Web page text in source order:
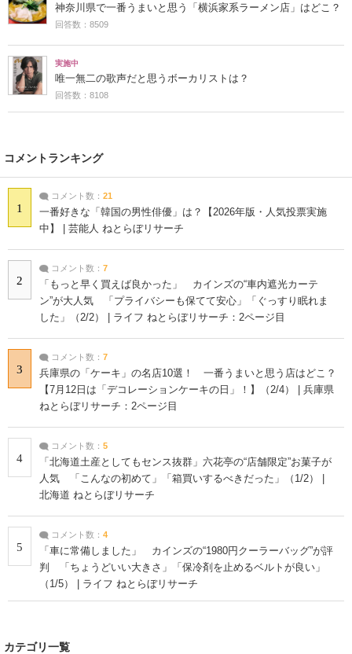
神奈川県で一番うまいと思う「横浜家系ラーメン店」はどこ？
回答数：8509
実施中
唯一無二の歌声だと思うボーカリストは？
回答数：8108
コメントランキング
1
コメント数： 21
一番好きな「韓国の男性俳優」は？【2026年版・人気投票実施
中】 | 芸能人 ねとらぼリサーチ
2
コメント数： 7
「もっと早く買えば良かった」 カインズの“車内遮光カーテ
ン”が大人気 「プライバシーも保てて安心」「ぐっすり眠れま
した」（2/2） | ライフ ねとらぼリサーチ：2ページ目
3
コメント数： 7
兵庫県の「ケーキ」の名店10選！ 一番うまいと思う店はどこ？
【7月12日は「デコレーションケーキの日」！】（2/4） | 兵庫県
ねとらぼリサーチ：2ページ目
4
コメント数： 5
「北海道土産としてもセンス抜群」六花亭の“店舗限定”お菓子が
人気 「こんなの初めて」「箱買いするべきだった」（1/2） |
北海道 ねとらぼリサーチ
5
コメント数： 4
「車に常備しました」 カインズの“1980円クーラーバッグ”が評
判 「ちょうどいい大きさ」「保冷剤を止めるベルトが良い」
（1/5） | ライフ ねとらぼリサーチ
カテゴリ一覧